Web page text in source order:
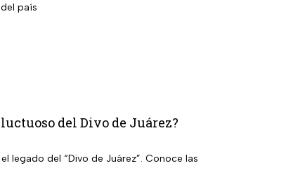
país
del Divo de Juárez?
legado del “Divo de Juárez”. Conoce las